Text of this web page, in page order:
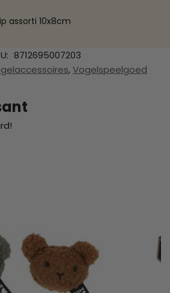
assorti 10x8cm
8712695007203
,Vogelspeelgoed